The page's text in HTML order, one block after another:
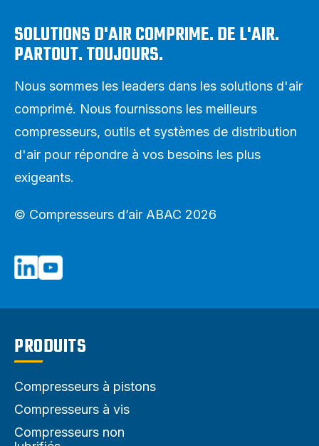
SOLUTIONS D'AIR COMPRIME. DE L'AIR.
PARTOUT. TOUJOURS.
Nous sommes les leaders dans les solutions d'air
comprimé. Nous fournissons les meilleurs
compresseurs, outils et systèmes de distribution
d'air pour répondre à vos besoins les plus
exigeants.
© Compresseurs d’air ABAC 2026
PRODUITS
Compresseurs à pistons
Compresseurs à vis
Compresseurs non